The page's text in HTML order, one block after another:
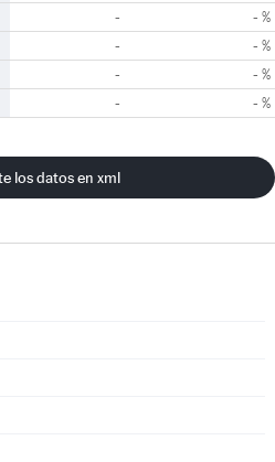
- - %
- - %
- - %
- - %
los datos en xml